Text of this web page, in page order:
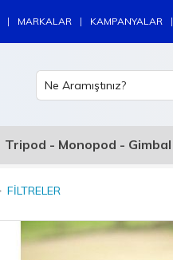
| MARKALAR | KAMPANYALAR |
Tripod - Monopod - Gimbal
FILTRELER